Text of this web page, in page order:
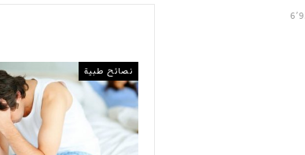
نصائح طبية